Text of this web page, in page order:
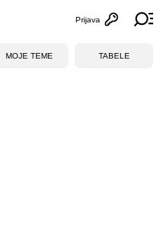
Otvori
Prijava
MOJE TEME TABELE